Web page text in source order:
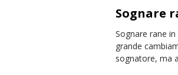
Sognare
Sognare rane
grande
sognatore, ma